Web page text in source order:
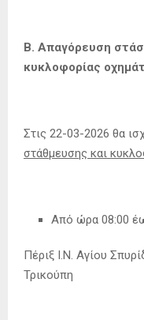
Β. Απαγόρευση
κυκλοφορίας
Στις 22-03-2026 θα
στάθμευσης και
Από ώρα 08:00
Πέριξ Ι.Ν. Αγίου
Τρικούπη